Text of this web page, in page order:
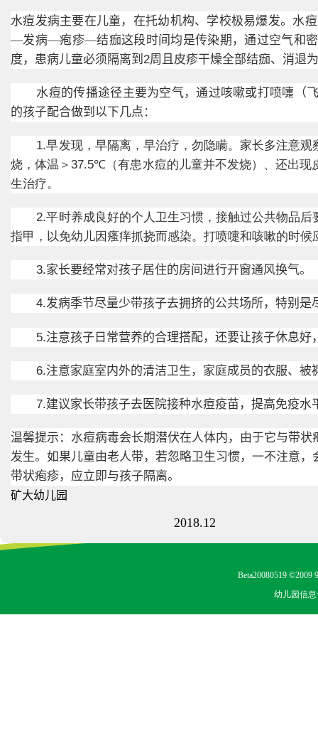
水痘发病主要在儿童，在托幼机构、学校极易爆发。水
—发病—疱疹—结痂这段时间均是传染期，通过空气和
度，患病儿童必须隔离到 2周且皮疹干燥全部结痂、消退
水痘的传播途径主要为空气，通过咳嗽或打喷嚏（
的孩子配合做到以下几点：
1.早发现，早隔离，早治疗，勿隐瞒。家长多注意
烧，体温＞37.5℃ （有患水痘的儿童并不发烧）、还出
生治疗。
2.平时养成良好的个人卫生习惯，接触过公共物品
指甲，以免幼儿因瘙痒抓挠而感染。打喷嚏和咳嗽的时
3.家长要经常对孩子居住的房间进行开窗通风换气。
4.发病季节尽量少带孩子去拥挤的公共场所，特别
5.注意孩子日常营养的合理搭配，还要让孩子休息
6.注意家庭室内外的清洁卫生，家庭成员的衣服、被
7.建议家长带孩子去医院接种水痘疫苗，提高免疫水
温馨提示：水痘病毒会长期潜伏在人体内，由于它与带
发生。如果儿童由老人带，若忽略卫生习惯，一不注意
带状疱疹，应立即与孩子隔离。
矿大幼儿园
2018.12
Beta20080519 ©2009
幼儿园信